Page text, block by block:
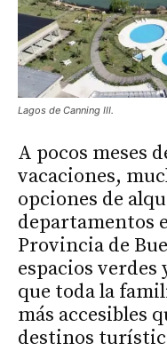
Lagos de Canning III.
A pocos meses
vacaciones,
opciones de
departamentos
Provincia de
espacios verdes
que toda la
más accesibles
destinos